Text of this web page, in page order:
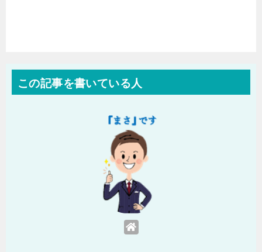
この記事を書いている人